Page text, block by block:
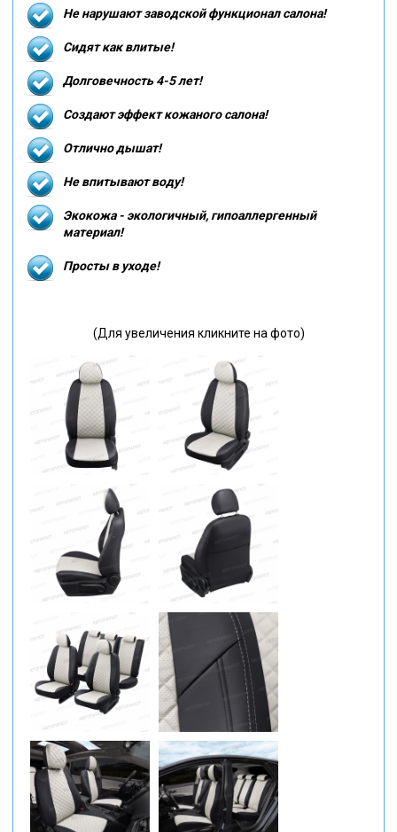
Не нарушают заводской функционал салона!
Сидят как влитые!
Долговечность 4-5 лет!
Создают эффект кожаного салона!
Отлично дышат!
Не впитывают воду!
Экокожа - экологичный, гипоаллергенный
материал!
Просты в уходе!
(Для увеличения кликните на фото)